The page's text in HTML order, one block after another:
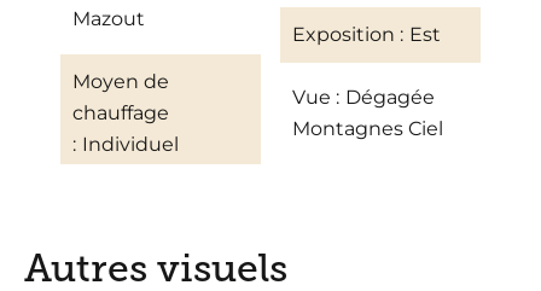
Mazout
Moyen de
chauffage
Individuel
Exposition Est
Vue
Dégagée
Montagnes Ciel
Autres visuels